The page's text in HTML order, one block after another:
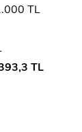
TL
TL